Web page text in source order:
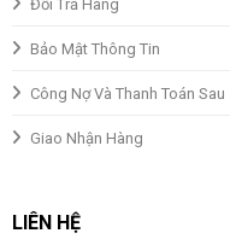
Đổi Trả Hàng
Bảo Mật Thông Tin
Công Nợ Và Thanh Toán Sau
Giao Nhận Hàng
LIÊN HỆ